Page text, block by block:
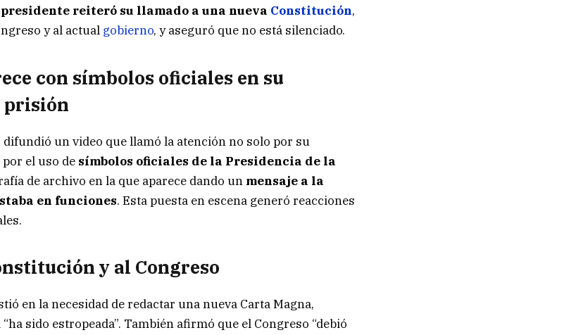
reiteró su llamado a una nueva Constitución,
y al actual gobierno, y aseguró que no está silenciado.
con símbolos oficiales en su
prisión
difundió un video que llamó la atención no solo por su
el uso de símbolos oficiales de la Presidencia de la
de archivo en la que aparece dando un mensaje a la
en funciones. Esta puesta en escena generó reacciones
y al Congreso
en la necesidad de redactar una nueva Carta Magna,
sido estropeada”. También afirmó que el Congreso “debió